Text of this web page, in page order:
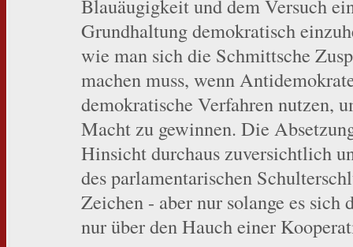
Blauäugigkeit und dem Versuch
Grundhaltung demokratisch
wie man sich die Schmittsche
machen muss, wenn
demokratische Verfahren nutzen,
Macht zu gewinnen. Die
Hinsicht durchaus zuversichtlich
des parlamentarischen
Zeichen - aber nur solange es
nur über den Hauch einer